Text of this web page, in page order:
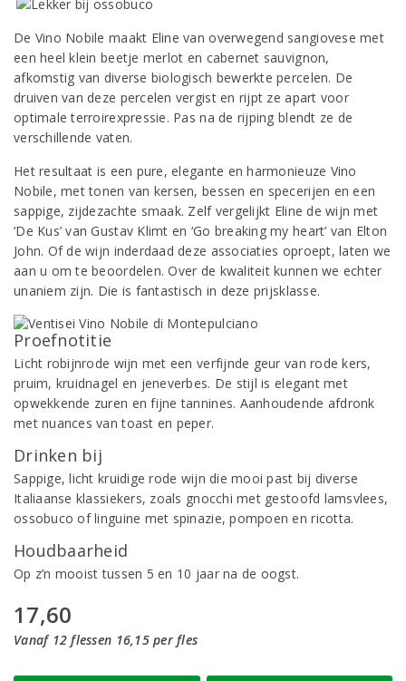
De Vino Nobile maakt Eline van overwegend sangiovese met
een heel klein beetje merlot en cabernet sauvignon,
afkomstig van diverse biologisch bewerkte percelen. De
druiven van deze percelen vergist en rijpt ze apart voor
optimale terroirexpressie. Pas na de rijping blendt ze de
verschillende vaten.
Het resultaat is een pure, elegante en harmonieuze Vino
Nobile, met tonen van kersen, bessen en specerijen en een
sappige, zijdezachte smaak. Zelf vergelijkt Eline de wijn met
‘De Kus’ van Gustav Klimt en ‘Go breaking my heart’ van Elton
John. Of de wijn inderdaad deze associaties oproept, laten we
aan u om te beoordelen. Over de kwaliteit kunnen we echter
unaniem zijn. Die is fantastisch in deze prijsklasse.
Proefnotitie
Licht robijnrode wijn met een verfijnde geur van rode kers,
pruim, kruidnagel en jeneverbes. De stijl is elegant met
opwekkende zuren en fijne tannines. Aanhoudende afdronk
met nuances van toast en peper.
Drinken bij
Sappige, licht kruidige rode wijn die mooi past bij diverse
Italiaanse klassiekers, zoals gnocchi met gestoofd lamsvlees,
ossobuco of linguine met spinazie, pompoen en ricotta.
Houdbaarheid
Op z’n mooist tussen 5 en 10 jaar na de oogst.
17,60
Vanaf 12 flessen 16,15 per fles